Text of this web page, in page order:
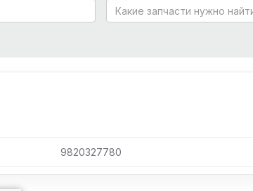
9820327780